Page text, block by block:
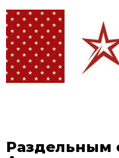
Раздельным